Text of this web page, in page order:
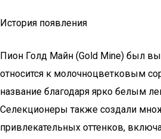
История появления
Пион Голд Майн (Gold Mine) был
относится к молочноцветковым
название благодаря ярко белым
Селекционеры также создали
привлекательных оттенков,